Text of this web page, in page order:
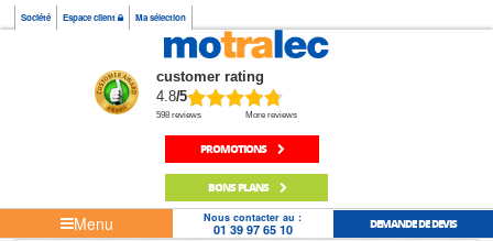
Société Espace client Ma sélection
customer rating
4.8/5
598 reviews More reviews
PROMOTIONS
BONS PLANS
Menu Nous contacter au :
01 39 97 65 10 DEMANDE DE DEVIS